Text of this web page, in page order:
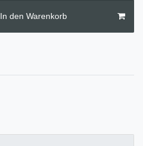
In den Warenkorb